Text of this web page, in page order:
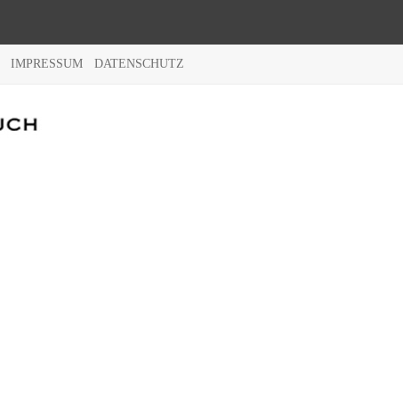
IMPRESSUM DATENSCHUTZ